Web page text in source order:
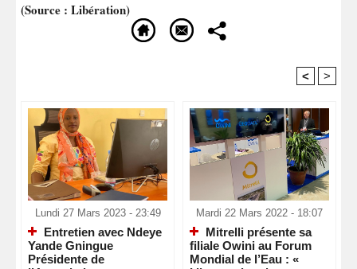
(Source : Libération)
< >
Lundi 27 Mars 2023 - 23:49
Entretien avec Ndeye
Yande Gningue
Présidente de
Mardi 22 Mars 2022 - 18:07
Mitrelli présente sa
filiale Owini au Forum
Mondial de l’Eau : «